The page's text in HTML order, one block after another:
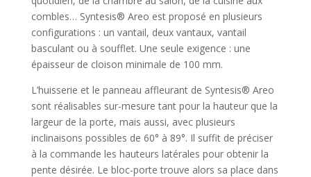
combles… Syntesis® Areo est proposé en plusieurs
configurations : un vantail, deux vantaux, vantail
basculant ou à soufflet. Une seule exigence : une
épaisseur de cloison minimale de 100 mm.
L’huisserie et le panneau affleurant de Syntesis® Areo
sont réalisables sur-mesure tant pour la hauteur que la
largeur de la porte, mais aussi, avec plusieurs
inclinaisons possibles de 60° à 89°. Il suffit de préciser
à la commande les hauteurs latérales pour obtenir la
pente désirée. Le bloc-porte trouve alors sa place dans